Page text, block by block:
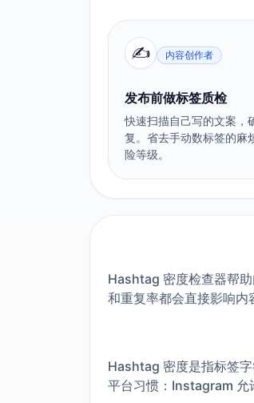
✍️ 内容创作者
发布前做标签质检
快速扫描自己写的文案，
复。省去手动数标签的麻
险等级。
Hashtag 密度检查器帮
和重复率都会直接影响内
Hashtag 密度是指标签
平台习惯：Instagram 允